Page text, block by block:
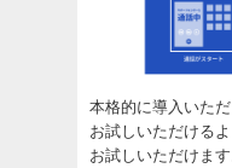
本格的に導入いた
お試しいただける
お試しいただけま